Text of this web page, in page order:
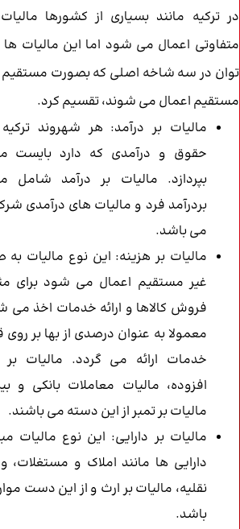
در ترکیه مانند بسیاری از کشورها
متفاوتی اعمال می شود اما این مالیات ها
توان در سه شاخه اصلی که بصورت مستقیم
مستقیم اعمال می شوند، تقسیم کرد.
مالیات بر درآمد: هر شهروند
حقوق و درآمدی که دارد بایست
بپردازد. مالیات بر درآمد شامل
بردرآمد فرد و مالیات های درآمدی
می باشد.
مالیات بر هزینه: این نوع مالیات
غیر مستقیم اعمال می شود برای
فروش کالاها و ارائه خدمات اخذ می
معمولا به عنوان درصدی از بها بر
خدمات ارائه می گردد. مالیات بر
افزوده، مالیات معاملات بانکی و
مالیات بر تمبر از این دسته می باشند.
مالیات بر دارایی: این نوع مالیات
دارایی ها مانند املاک و مستغلات،
نقلیه، مالیات بر ارث و از این دست
باشد.